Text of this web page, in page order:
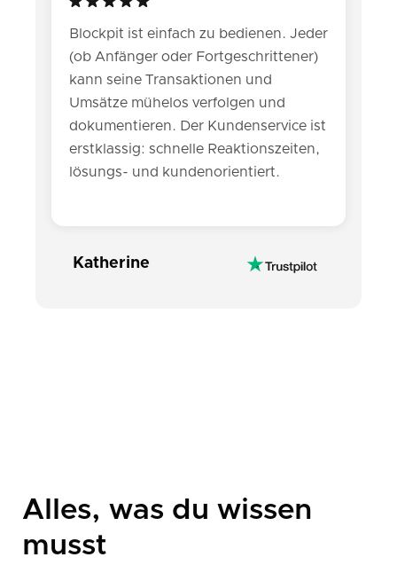
Blockpit ist einfach zu bedienen. Jeder
(ob Anfänger oder Fortgeschrittener)
kann seine Transaktionen und
Umsätze mühelos verfolgen und
dokumentieren. Der Kundenservice ist
erstklassig: schnelle Reaktionszeiten,
lösungs- und kundenorientiert.
Katherine
Alles, was du wissen
musst